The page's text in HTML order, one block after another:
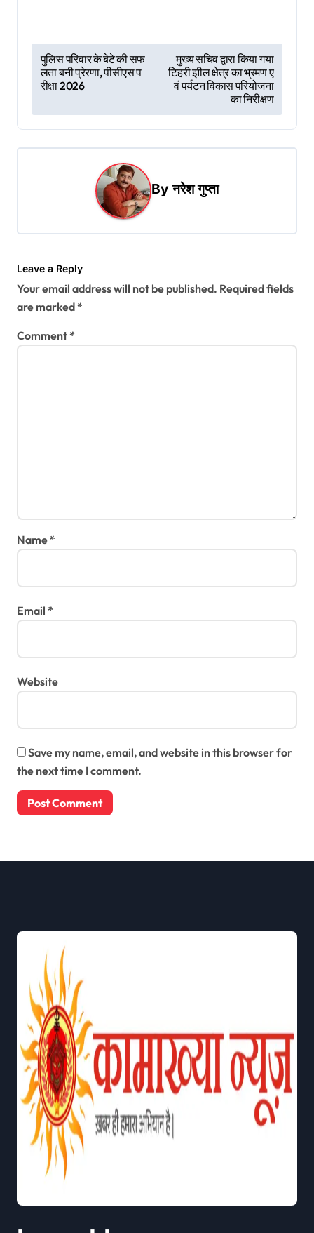
P
o
t
n
g
a
t
i
o
पुलिस परिवार के बेटे की सफ
लता बनी प्रेरणा, पीसीएस प
रीक्षा 2026
मुख्य सचिव द्वारा किया गया
टिहरी झील क्षेत्र का भ्रमण ए
वं पर्यटन विकास परियोजना
का निरीक्षण
Byनरेश गुप्ता
Leave a Reply
Your email address will not be published. Required fields
are marked*
Comment*
Name*
Email *
Website
Save my name, email, and website in this browser for
the next time I comment.